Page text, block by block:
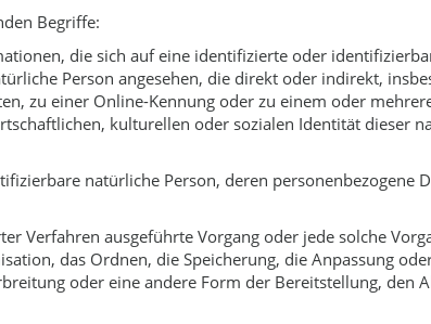
Begriffe:
die sich auf eine identifizierte oder
Person angesehen, die direkt oder indirekt,
zu einer Online-Kennung oder zu einem oder
kulturellen oder sozialen Identität dieser
natürliche Person, deren personenbezogene
Verfahren ausgeführte Vorgang oder jede solche
das Ordnen, die Speicherung, die Anpassung
oder eine andere Form der Bereitstellung, den